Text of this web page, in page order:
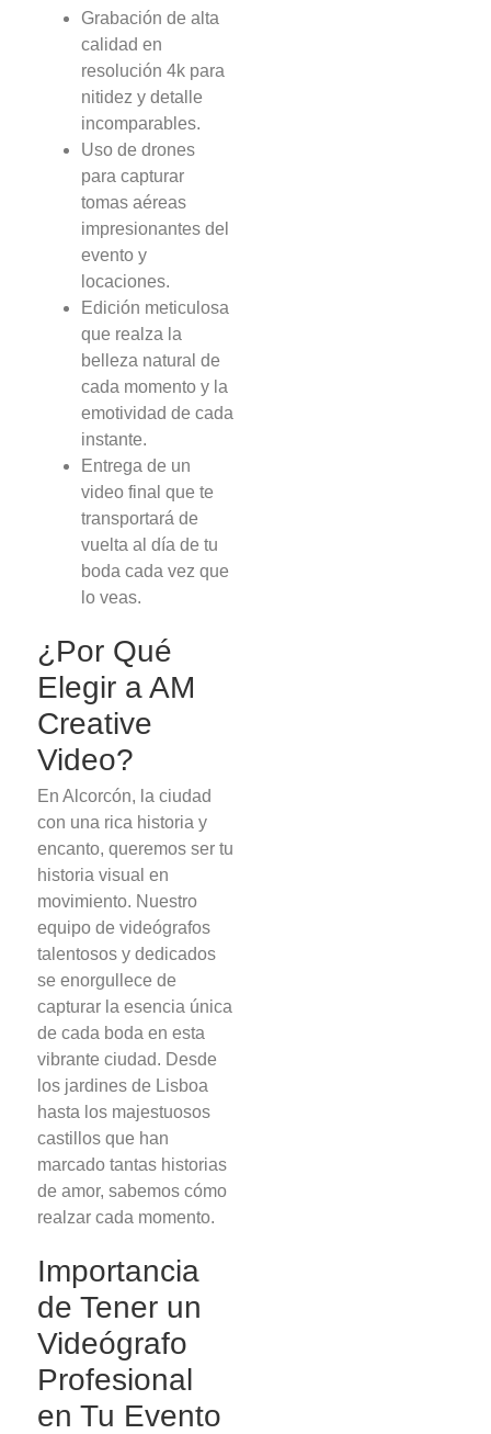
Grabación de alta
calidad en
resolución 4k para
nitidez y detalle
incomparables.
Uso de drones
para capturar
tomas aéreas
impresionantes del
evento y
locaciones.
Edición meticulosa
que realza la
belleza natural de
cada momento y la
emotividad de cada
instante.
Entrega de un
video final que te
transportará de
vuelta al día de tu
boda cada vez que
lo veas.
¿Por Qué
Elegir a AM
Creative
Video?
En Alcorcón, la ciudad
con una rica historia y
encanto, queremos ser tu
historia visual en
movimiento. Nuestro
equipo de videógrafos
talentosos y dedicados
se enorgullece de
capturar la esencia única
de cada boda en esta
vibrante ciudad. Desde
los jardines de Lisboa
hasta los majestuosos
castillos que han
marcado tantas historias
de amor, sabemos cómo
realzar cada momento.
Importancia
de Tener un
Videógrafo
Profesional
en Tu Evento